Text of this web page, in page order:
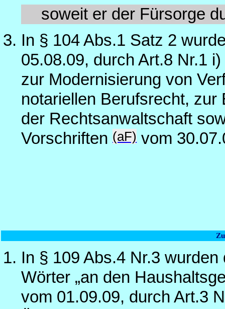
soweit er der Fürsorge
In § 104 Abs.1 Satz 2
05.08.09, durch Art.8 Nr.1
zur Modernisierung von
notariellen Berufsrecht,
der Rechtsanwaltschaft
Vorschriften (aF) vom
In § 109 Abs.4 Nr.3
Wörter „an den
vom 01.09.09, durch Art.3